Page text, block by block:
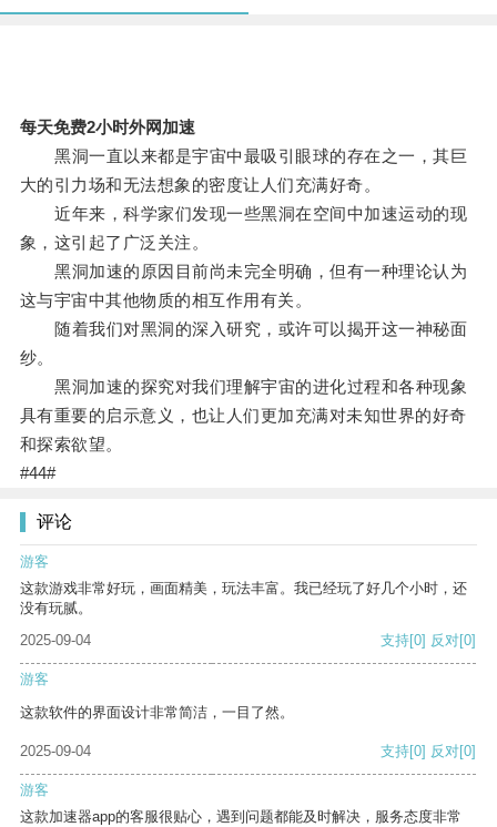
每天免费2小时外网加速
黑洞一直以来都是宇宙中最吸引眼球的存在之一，其巨
大的引力场和无法想象的密度让人们充满好奇。
近年来，科学家们发现一些黑洞在空间中加速运动的现
象，这引起了广泛关注。
黑洞加速的原因目前尚未完全明确，但有一种理论认为
这与宇宙中其他物质的相互作用有关。
随着我们对黑洞的深入研究，或许可以揭开这一神秘面
纱。
黑洞加速的探究对我们理解宇宙的进化过程和各种现象
具有重要的启示意义，也让人们更加充满对未知世界的好奇
和探索欲望。
#44#
评论
游客
这款游戏非常好玩，画面精美，玩法丰富。我已经玩了好几个小时，还
没有玩腻。
2025-09-04
支持[0] 反对[0]
游客
这款软件的界面设计非常简洁，一目了然。
2025-09-04 支持[0] 反对[0]
游客
这款加速器app的客服很贴心，遇到问题都能及时解决，服务态度非常